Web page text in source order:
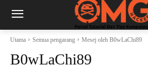
Utama Semua pengarang Mesej oleh B0wLaChi89
B0wLaChi89